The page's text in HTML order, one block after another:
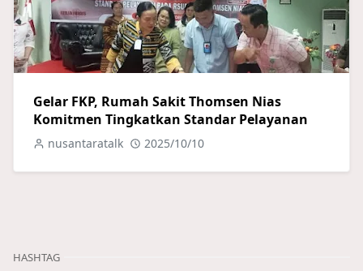
Gelar FKP, Rumah Sakit Thomsen Nias
Komitmen Tingkatkan Standar Pelayanan
nusantaratalk 2025/10/10
HASHTAG